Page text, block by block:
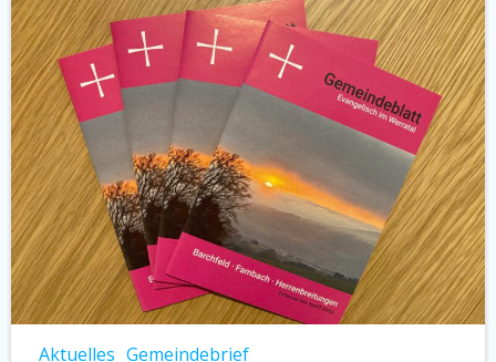
Aktuelles Gemeindebrief